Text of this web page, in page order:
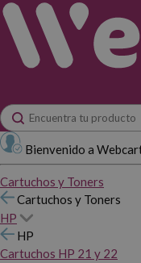
Bienvenido a
Cartuchos y Toners
Cartuchos y Toners
HP
HP
Cartuchos HP 21 y 22